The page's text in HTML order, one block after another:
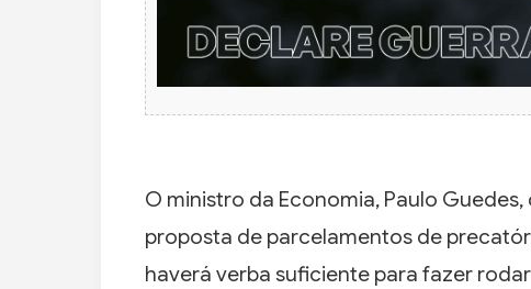
O ministro da Economia, Paulo
proposta de parcelamentos de
haverá verba suficiente para fazer